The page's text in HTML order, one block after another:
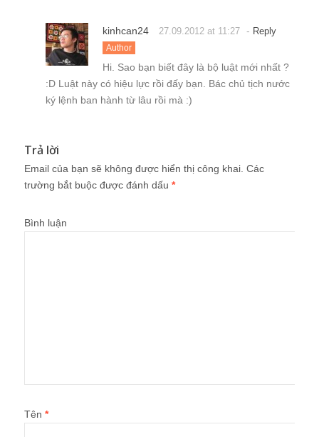
kinhcan24 27.09.2012 at 11:27 - Reply
Author
Hi. Sao bạn biết đây là bộ luật mới nhất ?
:D Luật này có hiệu lực rồi đấy bạn. Bác chủ tịch nước
ký lệnh ban hành từ lâu rồi mà :)
Trả lời
Email của bạn sẽ không được hiển thị công khai. Các
trường bắt buộc được đánh dấu *
Bình luận
Tên *